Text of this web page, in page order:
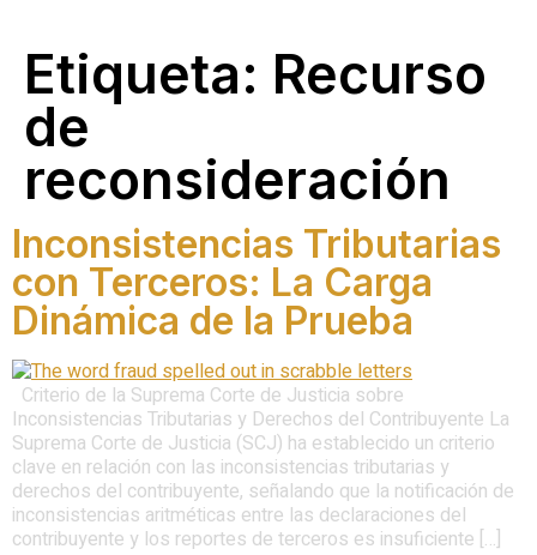
Etiqueta: Recurso
de
reconsideración
Inconsistencias Tributarias
con Terceros: La Carga
Dinámica de la Prueba
Criterio de la Suprema Corte de Justicia sobre
Inconsistencias Tributarias y Derechos del Contribuyente La
Suprema Corte de Justicia (SCJ) ha establecido un criterio
clave en relación con las inconsistencias tributarias y
derechos del contribuyente, señalando que la notificación de
inconsistencias aritméticas entre las declaraciones del
contribuyente y los reportes de terceros es insuficiente […]